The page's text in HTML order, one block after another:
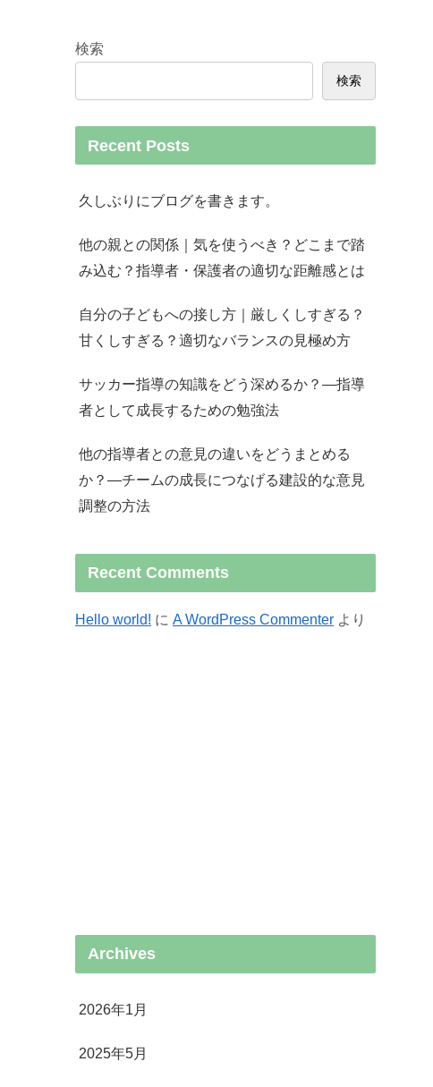
検索
検索
Recent Posts
久しぶりにブログを書きます。
他の親との関係｜気を使うべき？どこまで踏
み込む？指導者・保護者の適切な距離感とは
自分の子どもへの接し方｜厳しくしすぎる？
甘くしすぎる？適切なバランスの見極め方
サッカー指導の知識をどう深めるか？—指導
者として成長するための勉強法
他の指導者との意見の違いをどうまとめる
か？—チームの成長につなげる建設的な意見
調整の方法
Recent Comments
Hello world! に A WordPress Commenter より
Archives
2026年1月
2025年5月